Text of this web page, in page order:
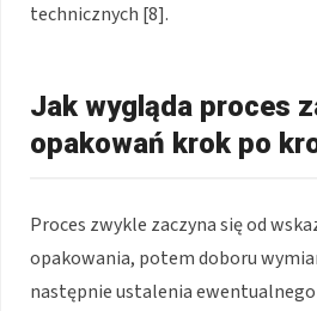
technicznych [8].
Jak wygląda proces
opakowań krok po
Proces zwykle zaczyna się od
opakowania, potem doboru
następnie ustalenia